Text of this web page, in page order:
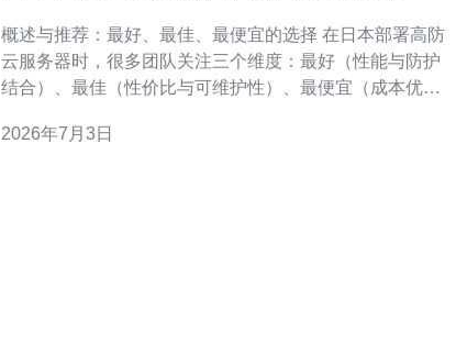
概述与推荐：最好、最佳、最便宜的选择 在日本部署高防
云服务器时，很多团队关注三个维度：最好（性能与防护
结合）、最佳（性价比与可维护性）、最便宜（成本优
DDoS防护与透明计费的云厂商，再配合部署自动化与镜
2026年7月3日